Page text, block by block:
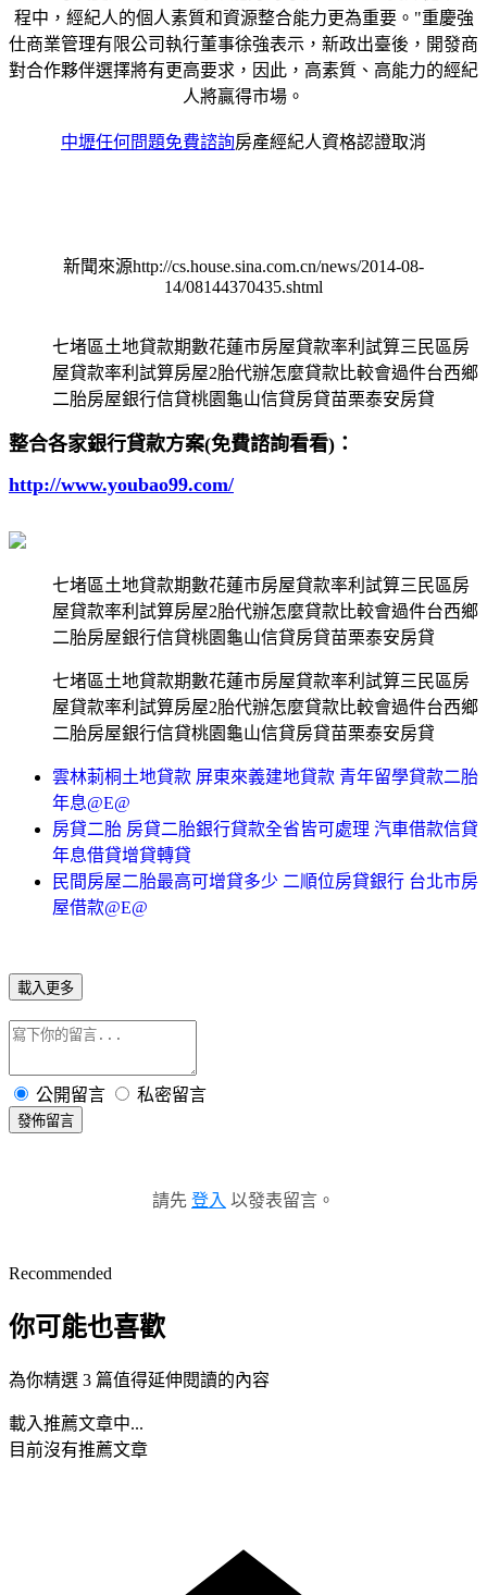
程中，經紀人的個人素質和資源整合能力更為重要。"重慶強
仕商業管理有限公司執行董事徐強表示，新政出臺後，開發商
對合作夥伴選擇將有更高要求，因此，高素質、高能力的經紀
人將贏得市場。
中壢任何問題免費諮詢房產經紀人資格認證取消
新聞來源http://cs.house.sina.com.cn/news/2014-08-
14/08144370435.shtml
七堵區土地貸款期數花蓮市房屋貸款率利試算三民區房
屋貸款率利試算房屋2胎代辦怎麼貸款比較會過件台西鄉
二胎房屋銀行信貸桃園龜山信貸房貸苗栗泰安房貸
整合各家銀行貸款方案(免費諮詢看看)：
http://www.youbao99.com/
七堵區土地貸款期數花蓮市房屋貸款率利試算三民區房
屋貸款率利試算房屋2胎代辦怎麼貸款比較會過件台西鄉
二胎房屋銀行信貸桃園龜山信貸房貸苗栗泰安房貸
七堵區土地貸款期數花蓮市房屋貸款率利試算三民區房
屋貸款率利試算房屋2胎代辦怎麼貸款比較會過件台西鄉
二胎房屋銀行信貸桃園龜山信貸房貸苗栗泰安房貸
雲林莿桐土地貸款 屏東來義建地貸款 青年留學貸款二胎
年息@E@
房貸二胎 房貸二胎銀行貸款全省皆可處理 汽車借款信貸
年息借貸增貸轉貸
民間房屋二胎最高可增貸多少 二順位房貸銀行 台北市房
屋借款@E@
載入更多
公開留言 私密留言
發佈留言
請先 登入 以發表留言。
Recommended
你可能也喜歡
為你精選 3 篇值得延伸閱讀的內容
載入推薦文章中...
目前沒有推薦文章